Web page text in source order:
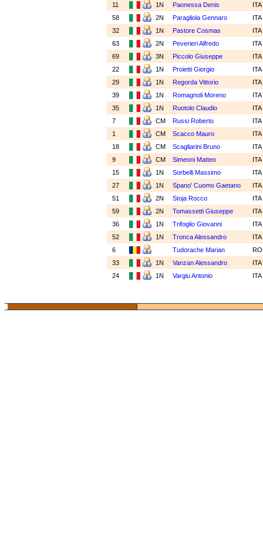
11
1N Paonessa Denis
ITA
58
2N Paragliola Gennaro
ITA
32
1N Pastore Cosmas
ITA
63
2N Peverieri Alfredo
ITA
69
3N Piccolo Giuseppe
ITA
22
1N Proietti Giorgio
ITA
29
1N Regorda Vittorio
ITA
39
1N Romagnoli Moreno
ITA
35
1N Ruotolo Claudio
ITA
7
CM Russi Roberto
ITA
1
CM Scacco Mauro
ITA
18
CM Scagliarini Bruno
ITA
9
CM Simeoni Matteo
ITA
15
1N Sorbelli Massimo
ITA
27
1N Spano' Cuomo Gaetano
ITA
51
2N Stoja Rocco
ITA
59
2N Tomassetti Giuseppe
ITA
36
1N Trifoglio Giovanni
ITA
52
1N Tronca Alessandro
ITA
6
Tudorache Marian
33
1N Vanzan Alessandro
ITA
24
1N Vargiu Antonio ITA